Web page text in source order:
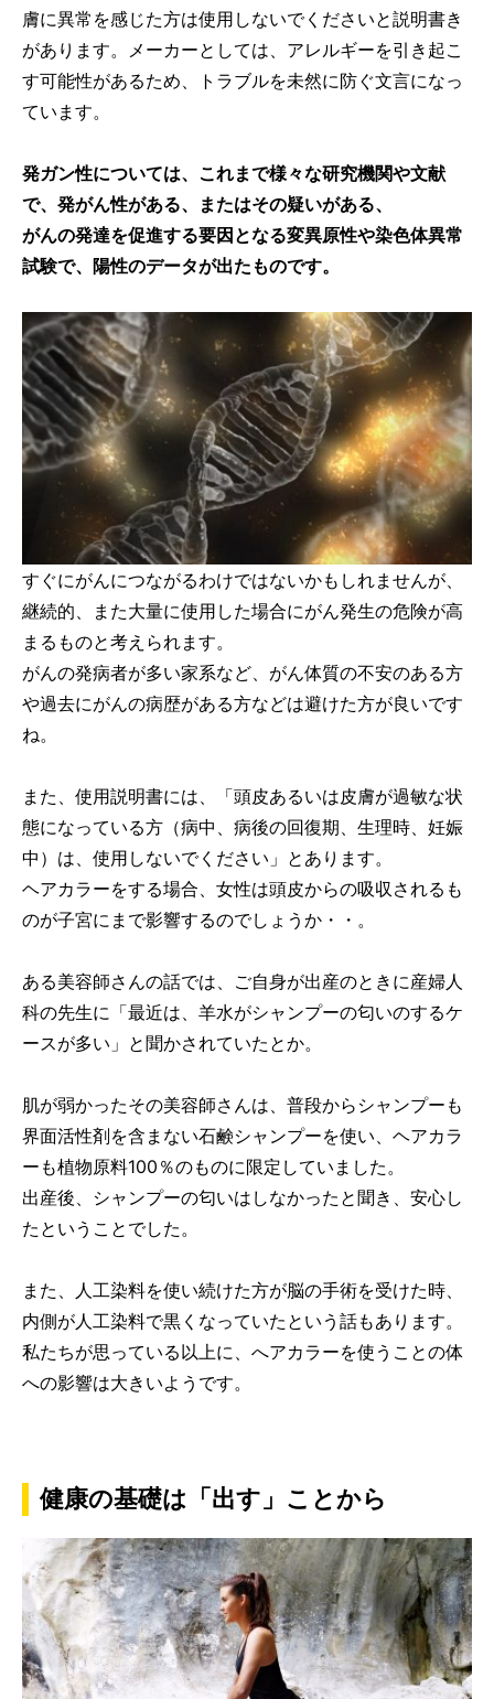
膚に異常を感じた方は使用しないでくださいと説明書き
があります。メーカーとしては、アレルギーを引き起こ
す可能性があるため、トラブルを未然に防ぐ文言になっ
ています。
発ガン性については、これまで様々な研究機関や文献
で、発がん性がある、またはその疑いがある、
がんの発達を促進する要因となる変異原性や染色体異常
試験で、陽性のデータが出たものです。
すぐにがんにつながるわけではないかもしれませんが、
継続的、また大量に使用した場合にがん発生の危険が高
まるものと考えられます。
がんの発病者が多い家系など、がん体質の不安のある方
や過去にがんの病歴がある方などは避けた方が良いです
ね。
また、使用説明書には、「頭皮あるいは皮膚が過敏な状
態になっている方（病中、病後の回復期、生理時、妊娠
中）は、使用しないでください」とあります。
ヘアカラーをする場合、女性は頭皮からの吸収されるも
のが子宮にまで影響するのでしょうか・・。
ある美容師さんの話では、ご自身が出産のときに産婦人
科の先生に「最近は、羊水がシャンプーの匂いのするケ
ースが多い」と聞かされていたとか。
肌が弱かったその美容師さんは、普段からシャンプーも
界面活性剤を含まない石鹸シャンプーを使い、ヘアカラ
ーも植物原料100％のものに限定していました。
出産後、シャンプーの匂いはしなかったと聞き、安心し
たということでした。
また、人工染料を使い続けた方が脳の手術を受けた時、
内側が人工染料で黒くなっていたという話もあります。
私たちが思っている以上に、へアカラーを使うことの体
への影響は大きいようです。
健康の基礎は「出す」ことから